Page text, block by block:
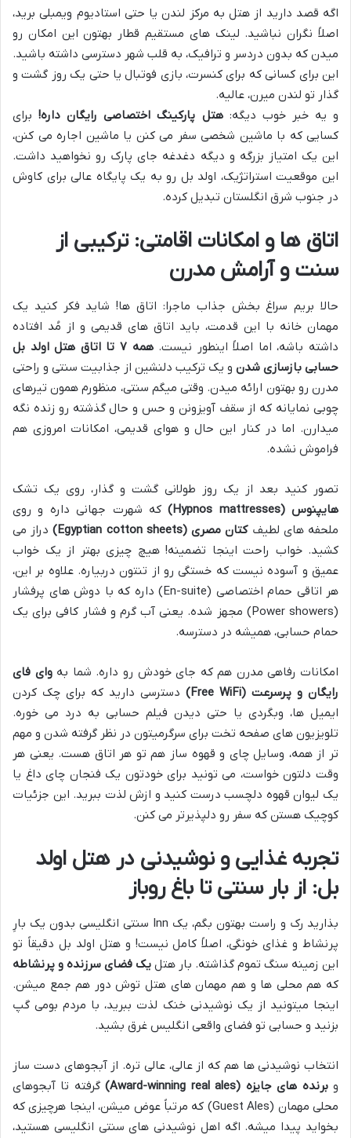
اگه قصد دارید از هتل به مرکز لندن یا حتی استادیوم ویمبلی برید،
اصلاً نگران نباشید. لینک های مستقیم قطار بهتون این امکان رو
میدن که بدون دردسر و ترافیک، به قلب شهر دسترسی داشته باشید.
این برای کسانی که برای کنسرت، بازی فوتبال یا حتی یک روز گشت و
گذار تو لندن میرن، عالیه.
و یه خبر خوب دیگه:هتل پارکینگ اختصاصی رایگان داره!برای
کسایی که با ماشین شخصی سفر می کنن یا ماشین اجاره می کنن،
این یک امتیاز بزرگه و دیگه دغدغه جای پارک رو نخواهید داشت.
این موقعیت استراتژیک، اولد بل رو به یک پایگاه عالی برای کاوش
در جنوب شرق انگلستان تبدیل کرده.
اتاق ها و امکانات اقامتی: ترکیبی از
سنت و آرامش مدرن
حالا بریم سراغ بخش جذاب ماجرا: اتاق ها! شاید فکر کنید یک
مهمان خانه با این قدمت، باید اتاق های قدیمی و از مُد افتاده
داشته باشه، اما اصلاً اینطور نیست.
همه ۷ تا اتاق هتل اولد بل
حسابی بازسازی شدن و یک ترکیب دلنشین از جذابیت سنتی و راحتی
مدرن رو بهتون ارائه میدن. وقتی میگم سنتی، منظورم همون تیرهای
چوبی نمایانه که از سقف آویزونن و حس و حال گذشته رو زنده نگه
میدارن. اما در کنار این حال و هوای قدیمی، امکانات امروزی هم
فراموش نشده.
تصور کنید بعد از یک روز طولانی گشت و گذار، روی یک تشک
هایپنوس (Hypnos mattresses)
که شهرت جهانی داره و روی
ملحفه های لطیفکتان مصری (Egyptian cotton sheets)
دراز می
کشید. خواب راحت اینجا تضمینه! هیچ چیزی بهتر از یک خواب
عمیق و آسوده نیست که خستگی رو از تنتون دربیاره. علاوه بر این،
هر اتاقی حمام اختصاصی (En-suite) داره که با دوش های پرفشار
(Power showers) مجهز شده. یعنی آب گرم و فشار کافی برای یک
حمام حسابی، همیشه در دسترسه.
امکانات رفاهی مدرن هم که جای خودش رو داره. شما بهوای فای
رایگان و پرسرعت (Free WiFi)
دسترسی دارید که برای چک کردن
ایمیل ها، وبگردی یا حتی دیدن فیلم حسابی به درد می خوره.
تلویزیون های صفحه تخت برای سرگرمیتون در نظر گرفته شدن و مهم
تر از همه، وسایل چای و قهوه ساز هم تو هر اتاق هست. یعنی هر
وقت دلتون خواست، می تونید برای خودتون یک فنجان چای داغ یا
یک لیوان قهوه دلچسب درست کنید و ازش لذت ببرید. این جزئیات
کوچیک هستن که سفر رو دلپذیرتر می کنن.
تجربه غذایی و نوشیدنی در هتل اولد
بل: از بار سنتی تا باغ روباز
بذارید رک و راست بهتون بگم، یک Inn سنتی انگلیسی بدون یک بارِ
پرنشاط و غذای خونگی، اصلاً کامل نیست! و هتل اولد بل دقیقاً تو
این زمینه سنگ تموم گذاشته. بار هتل یک فضای سرزنده و پرنشاطه
که هم محلی ها و هم مهمان های هتل توش دور هم جمع میشن.
اینجا میتونید از یک نوشیدنی خنک لذت ببرید، با مردم بومی گپ
بزنید و حسابی تو فضای واقعی انگلیس غرق بشید.
انتخاب نوشیدنی ها هم که از عالی، عالی تره. از آبجوهای دست ساز
وبرنده های جایزه (Award-winning real ales)
گرفته تا آبجوهای
محلی مهمان (Guest Ales) که مرتباً عوض میشن، اینجا هرچیزی که
بخواید پیدا میشه. اگه اهل نوشیدنی های سنتی انگلیسی هستید،